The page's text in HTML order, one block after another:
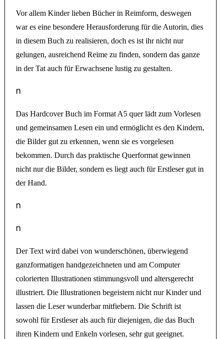
Vor allem Kinder lieben Bücher in Reimform, deswegen
war es eine besondere Herausforderung für die Autorin, dies
in diesem Buch zu realisieren, doch es ist ihr nicht nur
gelungen, ausreichend Reime zu finden, sondern das ganze
in der Tat auch für Erwachsene lustig zu gestalten.
n
Das Hardcover Buch im Format A5 quer lädt zum Vorlesen
und gemeinsamen Lesen ein und ermöglicht es den Kindern,
die Bilder gut zu erkennen, wenn sie es vorgelesen
bekommen. Durch das praktische Querformat gewinnen
nicht nur die Bilder, sondern es liegt auch für Erstleser gut in
der Hand.
n
n
Der Text wird dabei von wunderschönen, überwiegend
ganzformatigen handgezeichneten und am Computer
colorierten Illustrationen stimmungsvoll und altersgerecht
illustriert. Die Illustrationen begeistern nicht nur Kinder und
lassen die Leser wunderbar mitfiebern. Die Schrift ist
sowohl für Erstleser als auch für diejenigen, die das Buch
ihren Kindern und Enkeln vorlesen, sehr gut geeignet.